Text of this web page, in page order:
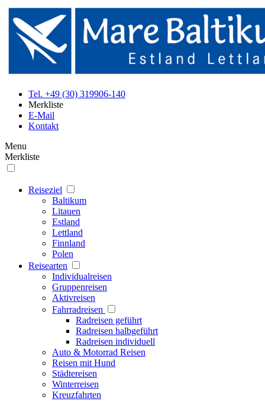
Tel. +49 (30) 319906-140
Merkliste
E-Mail
Kontakt
Menu
Merkliste
Reiseziel
Baltikum
Litauen
Estland
Lettland
Finnland
Polen
Reisearten
Individualreisen
Gruppenreisen
Aktivreisen
Fahrradreisen
Radreisen geführt
Radreisen halbgeführt
Radreisen individuell
Auto & Motorrad Reisen
Reisen mit Hund
Städtereisen
Winterreisen
Kreuzfahrten